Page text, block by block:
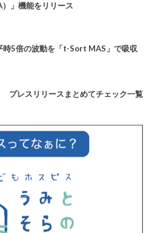
」機能をリリース
時5倍の波動を「t-Sort MAS」で吸収
プレスリリースまとめてチェック一覧